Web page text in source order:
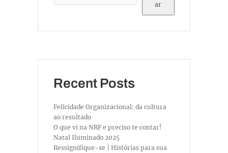
ar
Recent Posts
Felicidade Organizacional: da cultura
ao resultado
O que vi na NRF e preciso te contar!
Natal Iluminado 2025
Ressignifique-se | Histórias para sua